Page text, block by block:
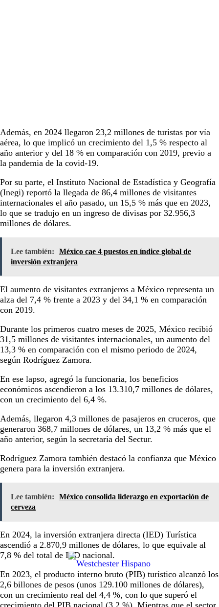
Además, en 2024 llegaron 23,2 millones de turistas por vía
aérea, lo que implicó un crecimiento del 1,5 % respecto al
año anterior y del 18 % en comparación con 2019, previo a
la pandemia de la covid-19.
Por su parte, el Instituto Nacional de Estadística y Geografía
(Inegi) reportó la llegada de 86,4 millones de visitantes
internacionales el año pasado, un 15,5 % más que en 2023,
lo que se tradujo en un ingreso de divisas por 32.956,3
millones de dólares.
Lee también:
México cae 4 puestos en índice global de
inversión extranjera
El aumento de visitantes extranjeros a México representa un
alza del 7,4 % frente a 2023 y del 34,1 % en comparación
con 2019.
Durante los primeros cuatro meses de 2025, México recibió
31,5 millones de visitantes internacionales, un aumento del
13,3 % en comparación con el mismo periodo de 2024,
según Rodríguez Zamora.
En ese lapso, agregó la funcionaria, los beneficios
económicos ascendieron a los 13.310,7 millones de dólares,
con un crecimiento del 6,4 %.
Además, llegaron 4,3 millones de pasajeros en cruceros, que
generaron 368,7 millones de dólares, un 13,2 % más que el
año anterior, según la secretaria del Sectur.
Rodríguez Zamora también destacó la confianza que México
genera para la inversión extranjera.
Lee también:
México consolida liderazgo en exportación de
cerveza
En 2024, la inversión extranjera directa (IED) Turística
ascendió a 2.870,9 millones de dólares, lo que equivale al
7,8 % del total de IED nacional.
En 2023, el producto interno bruto (PIB) turístico alcanzó los
2,6 billones de pesos (unos 129.100 millones de dólares),
con un crecimiento real del 4,4 %, con lo que superó el